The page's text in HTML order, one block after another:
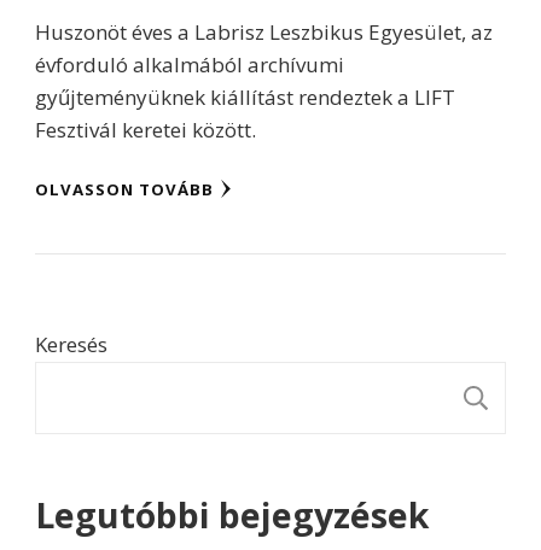
Huszonöt éves a Labrisz Leszbikus Egyesület, az
évforduló alkalmából archívumi
gyűjteményüknek kiállítást rendeztek a LIFT
Fesztivál keretei között.
OLVASSON TOVÁBB
Keresés
Legutóbbi bejegyzések